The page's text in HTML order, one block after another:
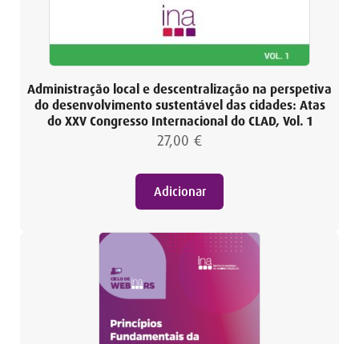
Administração local e descentralização na perspetiva
do desenvolvimento sustentável das cidades: Atas
do XXV Congresso Internacional do CLAD, Vol. 1
27,00 €
Adicionar